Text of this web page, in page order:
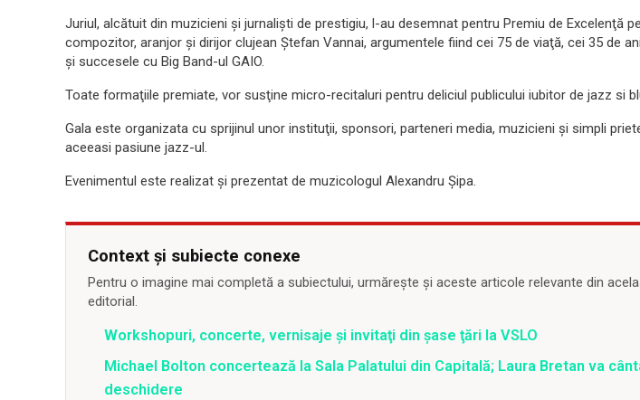
Juriul, alcătuit din muzicieni şi jurnalişti de prestigiu, l-au desemnat pentru Premiu de Excelenţă
compozitor, aranjor şi dirijor clujean Ştefan Vannai, argumentele fiind cei 75 de viaţă, cei 35 de
şi succesele cu Big Band-ul GAIO.
Toate formaţiile premiate, vor susţine micro-recitaluri pentru deliciul publicului iubitor de jazz si
Gala este organizata cu sprijinul unor instituţii, sponsori, parteneri media, muzicieni şi simpli
aceeasi pasiune jazz-ul.
Evenimentul este realizat şi prezentat de muzicologul Alexandru Şipa.
Context și subiecte conexe
Pentru o imagine mai completă a subiectului, urmărește și aceste articole relevante din
editorial.
Workshopuri, concerte, vernisaje şi invitaţi din şase ţări la VSLO
Michael Bolton concertează la Sala Palatului din Capitală; Laura Bretan va
deschidere